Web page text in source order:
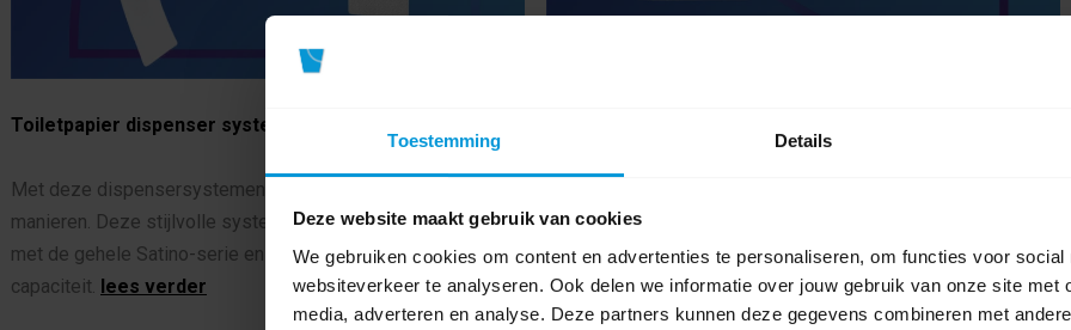
Toestemming Details
Deze website maakt gebruik van cookies
We gebruiken cookies om content en advertenties te personaliseren, om functies voor social
websiteverkeer te analyseren. Ook delen we informatie over jouw gebruik van onze site met
media, adverteren en analyse. Deze partners kunnen deze gegevens combineren met
Toiletpapier dispenser systemen
Met deze dispensersystemen profiteer je nu op meerdere
manieren. Deze stijlvolle systemen passen perfect samen
met de gehele Satino-serie en is geschikt voor een hoge
capaciteit. lees verder
makkelijke en hygiënische uitgifte van handdoekpapier, deze
handdoekrollen zijn een zeer goede oplossing voor locaties
met een hoog verbruik.lees verder